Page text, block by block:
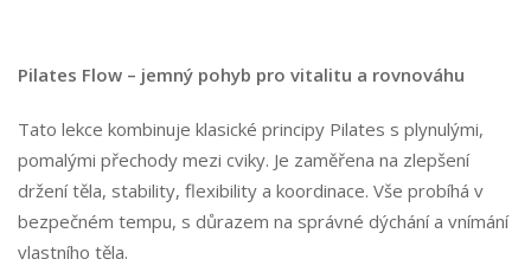
Pilates Flow – jemný pohyb pro vitalitu a rovnováhu
Tato lekce kombinuje klasické principy Pilates s plynulými,
pomalými přechody mezi cviky. Je zaměřena na zlepšení
držení těla, stability, flexibility a koordinace. Vše probíhá v
bezpečném tempu, s důrazem na správné dýchání a vnímání
vlastního těla.